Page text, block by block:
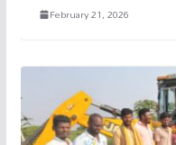
February 21, 2026